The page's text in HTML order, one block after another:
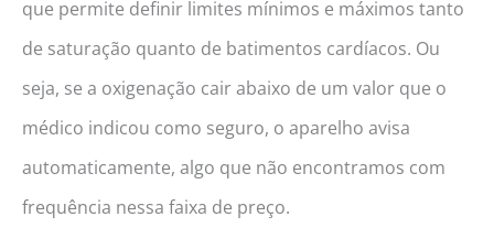
que permite definir limites mínimos e máximos tanto
de saturação quanto de batimentos cardíacos. Ou
seja, se a oxigenação cair abaixo de um valor que o
médico indicou como seguro, o aparelho avisa
automaticamente, algo que não encontramos com
frequência nessa faixa de preço.